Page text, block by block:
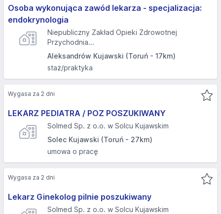
Osoba wykonująca zawód lekarza - specjalizacja:
endokrynologia
Niepubliczny Zakład Opieki Zdrowotnej
Przychodnia...
Aleksandrów Kujawski (Toruń - 17km)
staż/praktyka
LEKARZ PEDIATRA / POZ POSZUKIWANY
Solmed Sp. z o.o. w Solcu Kujawskim
Solec Kujawski (Toruń - 27km)
umowa o pracę
Wygasa za 2 dni
Lekarz Ginekolog pilnie poszukiwany
Solmed Sp. z o.o. w Solcu Kujawskim
Wygasa za 2 dni